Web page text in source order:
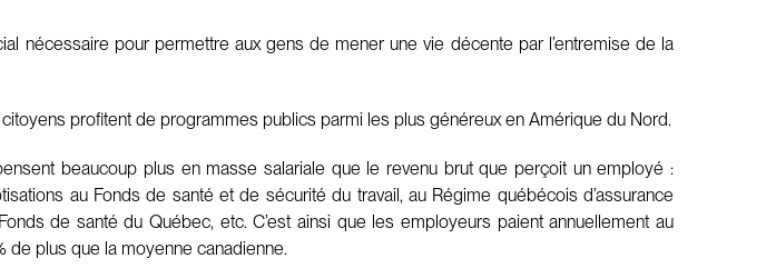
nécessaire pour permettre aux gens de mener une vie décente par l’entremise de la
profitent de programmes publics parmi les plus généreux en Amérique du Nord.
beaucoup plus en masse salariale que le revenu brut que perçoit un employé :
au Fonds de santé et de sécurité du travail, au Régime québécois d’assurance
de santé du Québec, etc. C’est ainsi que les employeurs paient annuellement au
de plus que la moyenne canadienne.